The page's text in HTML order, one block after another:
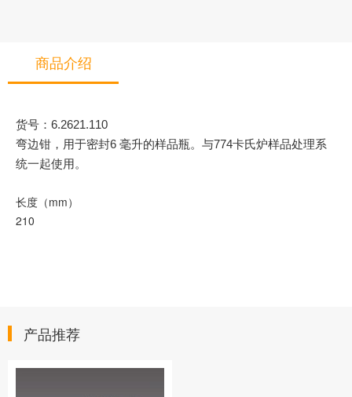
商品介绍
货号：6.2621.110
弯边钳，用于密封6 毫升的样品瓶。与774卡氏炉样品处理系
统一起使用。
长度（mm）
210
产品推荐